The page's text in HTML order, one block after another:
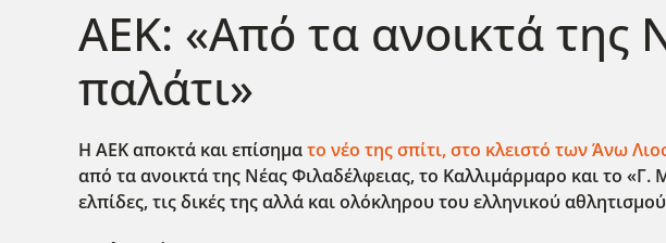
ΑΕΚ: «Από τα ανοικτά της
παλάτι»
Η ΑΕΚ αποκτά και επίσηματο νέο της σπίτι, στο κλειστό των Άνω
από τα ανοικτά της Νέας Φιλαδέλφειας, το Καλλιμάρμαρο και το «Γ.
ελπίδες, τις δικές της αλλά και ολόκληρου του ελληνικού